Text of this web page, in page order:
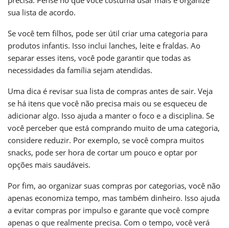
sua lista de acordo.
Se você tem filhos, pode ser útil criar uma categoria para
produtos infantis. Isso inclui lanches, leite e fraldas. Ao
separar esses itens, você pode garantir que todas as
necessidades da família sejam atendidas.
Uma dica é revisar sua lista de compras antes de sair. Veja
se há itens que você não precisa mais ou se esqueceu de
adicionar algo. Isso ajuda a manter o foco e a disciplina. Se
você perceber que está comprando muito de uma categoria,
considere reduzir. Por exemplo, se você compra muitos
snacks, pode ser hora de cortar um pouco e optar por
opções mais saudáveis.
Por fim, ao organizar suas compras por categorias, você não
apenas economiza tempo, mas também dinheiro. Isso ajuda
a evitar compras por impulso e garante que você compre
apenas o que realmente precisa. Com o tempo, você verá